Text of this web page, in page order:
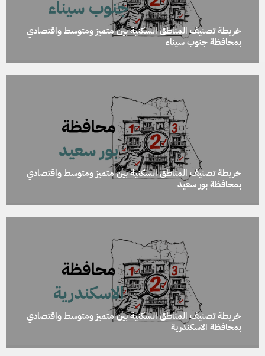
خريطة تصنيف المناطق السكنية بين متميز ومتوسط واقتصادي
بمحافظة جنوب سيناء
خريطة تصنيف المناطق السكنية بين متميز ومتوسط واقتصادي
بمحافظة بور سعيد
خريطة تصنيف المناطق السكنية بين متميز ومتوسط واقتصادي
بمحافظة الاسكندرية